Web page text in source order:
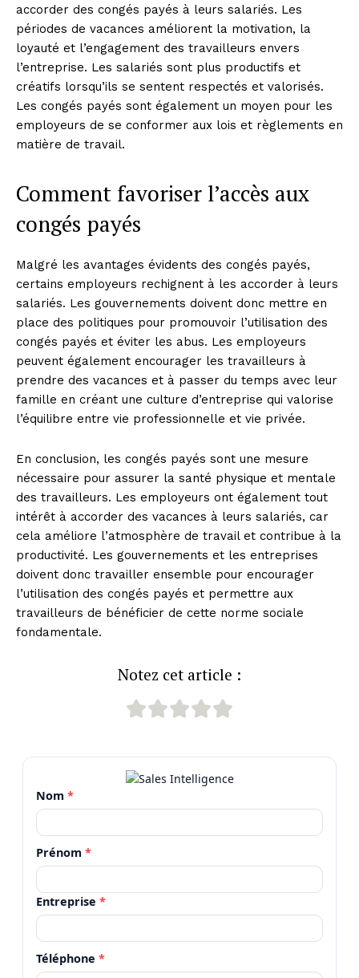
accorder des congés payés à leurs salariés. Les
périodes de vacances améliorent la motivation, la
loyauté et l’engagement des travailleurs envers
l’entreprise. Les salariés sont plus productifs et
créatifs lorsqu’ils se sentent respectés et valorisés.
Les congés payés sont également un moyen pour les
employeurs de se conformer aux lois et règlements en
matière de travail.
Comment favoriser l’accès aux
congés payés
Malgré les avantages évidents des congés payés,
certains employeurs rechignent à les accorder à leurs
salariés. Les gouvernements doivent donc mettre en
place des politiques pour promouvoir l’utilisation des
congés payés et éviter les abus. Les employeurs
peuvent également encourager les travailleurs à
prendre des vacances et à passer du temps avec leur
famille en créant une culture d’entreprise qui valorise
l’équilibre entre vie professionnelle et vie privée.
En conclusion, les congés payés sont une mesure
nécessaire pour assurer la santé physique et mentale
des travailleurs. Les employeurs ont également tout
intérêt à accorder des vacances à leurs salariés, car
cela améliore l’atmosphère de travail et contribue à la
productivité. Les gouvernements et les entreprises
doivent donc travailler ensemble pour encourager
l’utilisation des congés payés et permettre aux
travailleurs de bénéficier de cette norme sociale
fondamentale.
Notez cet article :
Nom *
Prénom *
Entreprise *
Téléphone *